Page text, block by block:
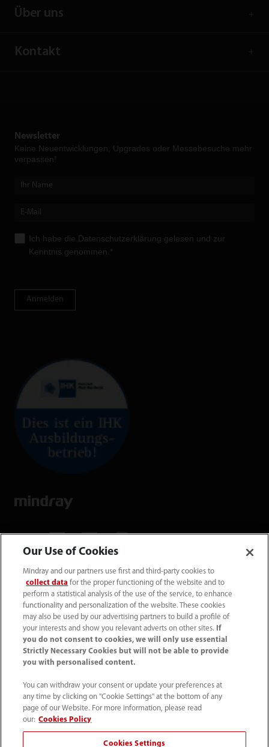
Über uns
Kontakt
Newsletter
Keine Neuent­wicklungen, Upgrades oder Messebesuche mehr
verpassen!
Ich habe die Datenschutzerklärung gelesen und zur
Kenntnis genommen.*
Anmelden
Mindray Medical Germany GmbH
Goebel­straße 21 64293 Darmstadt
06151 3910 - 0
info@mindray.de
Unsere Geschäfts­zeiten: Mo-Do von 8 bis
17 Uhr Fr von 8 bis 16 Uhr
Datenschutz
Our Use of Cookies
Mindray and our partners use first and third-party cookies to
collect data for the proper functioning of the website and to
perform a statistical analysis of the use of the service, to enhance
functionality and personalization of the website. These cookies
may also be used by our advertising partners to build a profile of
your interests and show you relevant adverts on other sites.
If
you do not consent to cookies, we will only use essential
Strictly Necessary Cookies but will not be able to provide
you with personalised content.
You can withdraw your consent or update your preferences at
any time by clicking on "Cookie Settings" at the bottom of any
page of our Website. For more information, please read
our: Cookies Policy
Cookies Settings